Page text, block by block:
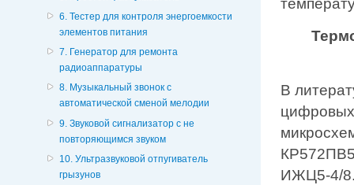
6. Тестер для контроля энергоемкости
элементов питания
7. Генератор для ремонта
радиоаппаратуры
8. Музыкальный звонок с
автоматической сменой мелодии
9. Звуковой сигнализатор с не
повторяющимся звуком
10. Ультразвуковой отпугиватель
грызунов
В
ИЖЦ5-4/8.